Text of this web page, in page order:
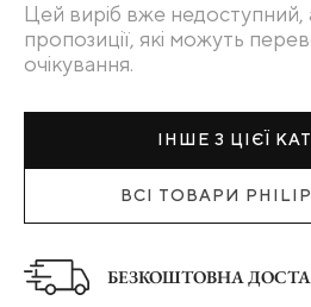
Цей виріб вже недоступний,
пропозиції, які можуть
очікування.
ІНШЕ З ЦІЄЇ
ВСІ ТОВАРИ
БЕЗКОШТОВНА